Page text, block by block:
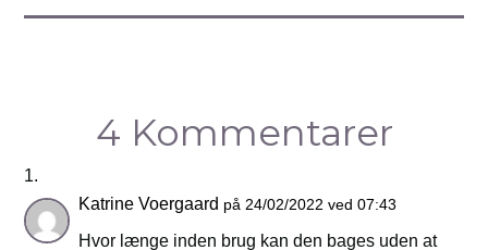
4 Kommentarer
Katrine Voergaard på 24/02/2022 ved 07:43
Hvor længe inden brug kan den bages uden at